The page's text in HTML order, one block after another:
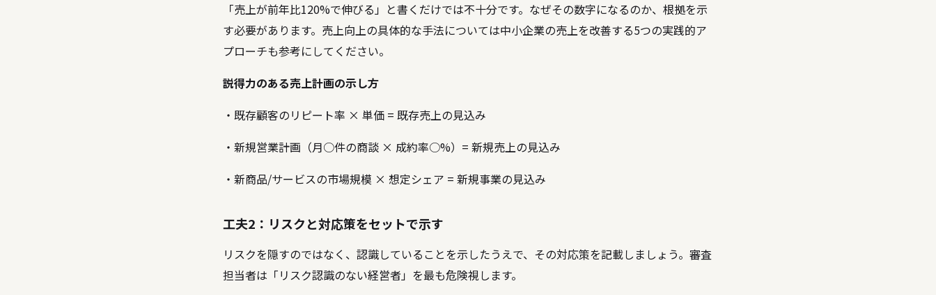
「売上が前年比120%で伸びる」と書くだけでは不十分です。なぜその数字になるのか、根拠を示
す必要があります。売上向上の具体的な手法については中小企業の売上を改善する5つの実践的ア
プローチも参考にしてください。
説得力のある売上計画の示し方
・既存顧客のリピート率 × 単価 = 既存売上の見込み
・新規営業計画（月○件の商談 × 成約率○%）= 新規売上の見込み
・新商品/サービスの市場規模 × 想定シェア = 新規事業の見込み
工夫2：リスクと対応策をセットで示す
リスクを隠すのではなく、認識していることを示したうえで、その対応策を記載しましょう。審査
担当者は「リスク認識のない経営者」を最も危険視します。